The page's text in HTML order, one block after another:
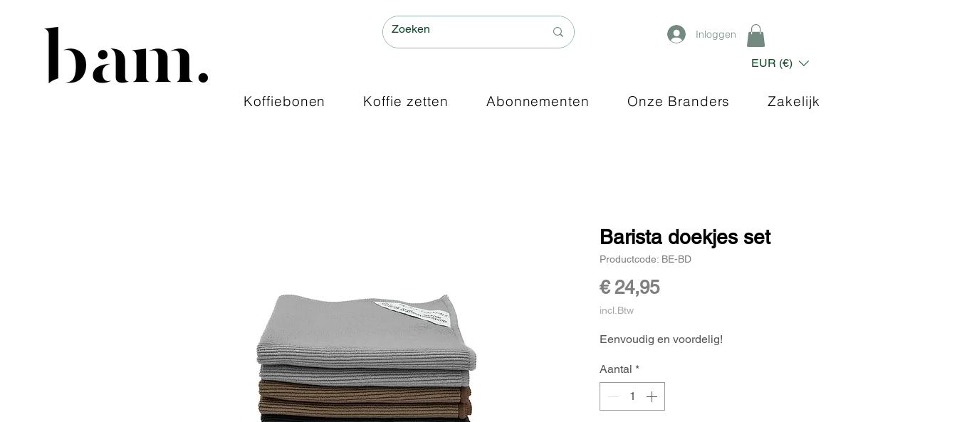
Inloggen
EUR (€)
Koffiebonen Koffie zetten Abonnementen Onze Branders Zakelijk
Barista doekjes set
Productcode: BE-BD
€ 24,95Prijs
incl.Btw
Eenvoudig en voordelig!
Aantal *